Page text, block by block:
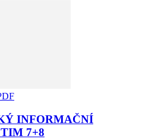
INFORMAČNÍ
7+8